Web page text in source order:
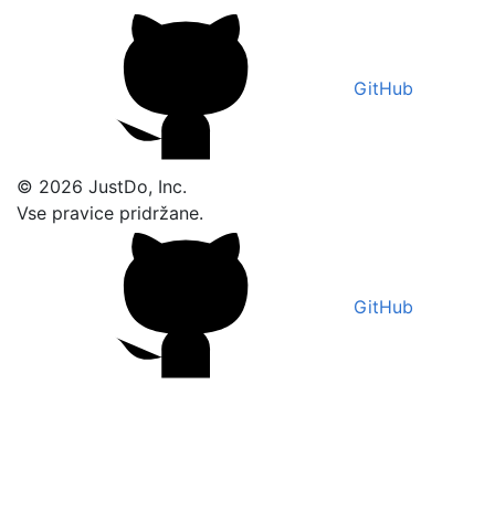
GitHub
© 2026 JustDo, Inc.
Vse pravice pridržane.
GitHub